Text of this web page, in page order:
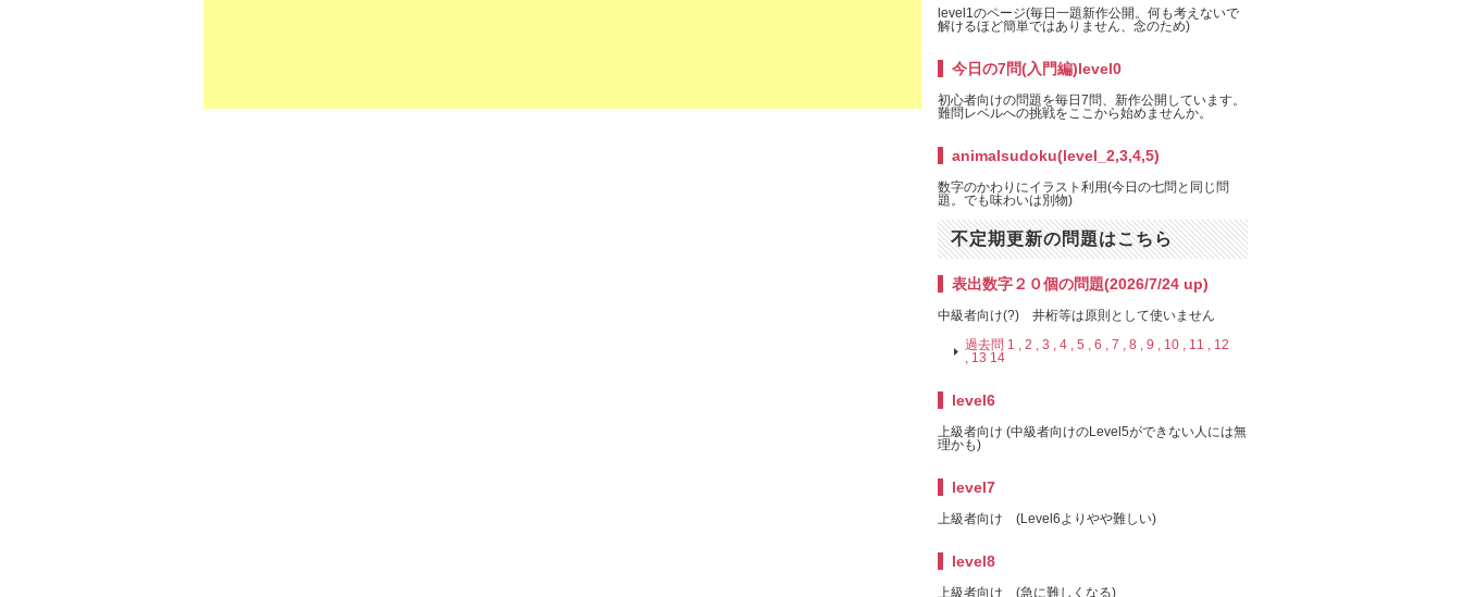
level1のページ(毎日一題新作公開。何も考えないで
解けるほど簡単ではありません、念のため)
今日の7問(入門編)level0
初心者向けの問題を毎日7問、新作公開しています。
難問レベルへの挑戦をここから始めませんか。
animalsudoku(level_2,3,4,5)
数字のかわりにイラスト利用(今日の七問と同じ問
題。でも味わいは別物)
不定期更新の問題はこちら
表出数字２０個の問題(2026/7/24 up)
中級者向け(?) 井桁等は原則として使いません
過去問 1 , 2 , 3 , 4 , 5 , 6 , 7 , 8 , 9 , 10 , 11 , 12
, 13 14
level6
上級者向け (中級者向けのLevel5ができない人には無
理かも)
level7
上級者向け (Level6よりやや難しい)
level8
上級者向け (急に難しくなる)